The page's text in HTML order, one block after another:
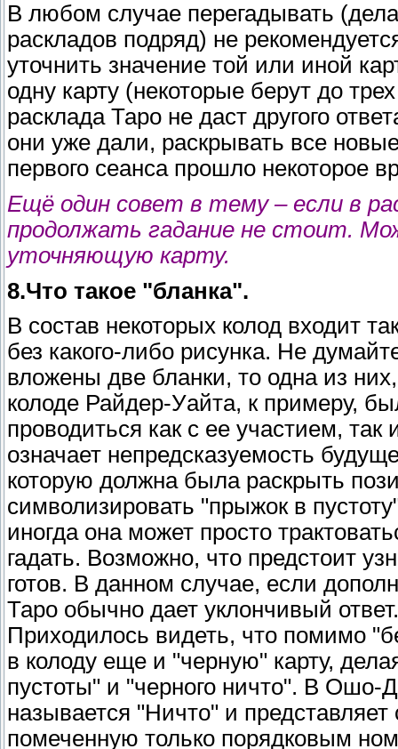
В любом случае перегадывать
раскладов подряд) не
уточнить значение той или иной
одну карту (некоторые берут до
расклада Таро не даст другого
они уже дали, раскрывать все
первого сеанса прошло некоторое
Ещё один совет в тему – если в
продолжать гадание не стоит.
уточняющую карту.
8.Что такое "бланка".
В состав некоторых колод входит
без какого-либо рисунка. Не
вложены две бланки, то одна из
колоде Райдер-Уайта, к примеру,
проводиться как с ее участием,
означает непредсказуемость
которую должна была раскрыть
символизировать "прыжок в
иногда она может просто
гадать. Возможно, что предстоит
готов. В данном случае, если
Таро обычно дает уклончивый ответ.
Приходилось видеть, что помимо
в колоду еще и "черную" карту,
пустоты" и "черного ничто". В Ошо-
называется "Ничто" и
помеченную только порядковым